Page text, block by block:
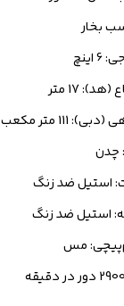
17 متر
متر مکعب بر ساعت
چدن
ضد زنگ
استیل ضد زنگ
مس